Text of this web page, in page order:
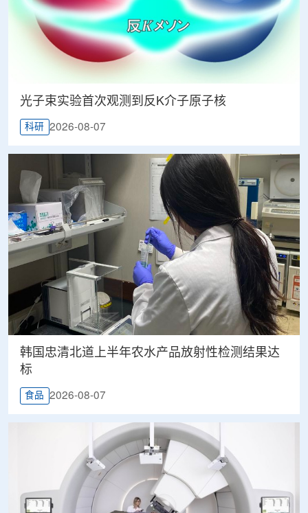
光子束实验首次观测到反K介子原子核
科研 2026-08-07
韩国忠清北道上半年农水产品放射性检测结果达
标
食品 2026-08-07